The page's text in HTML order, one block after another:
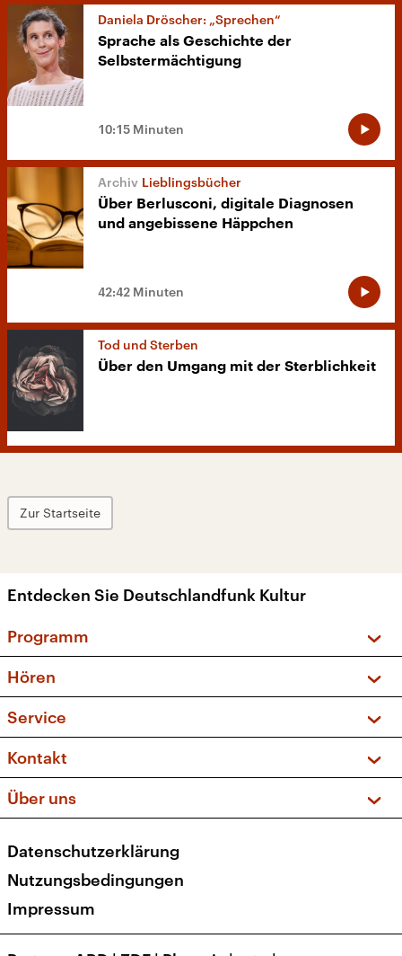
Daniela Dröscher: „Sprechen“
Sprache als Geschichte der
Selbstermächtigung
10:15 Minuten
Lieblingsbücher
Über Berlusconi, digitale Diagnosen
und angebissene Häppchen
42:42 Minuten
Tod und Sterben
Über den Umgang mit der Sterblichkeit
Zur Startseite
Entdecken Sie Deutschlandfunk Kultur
Programm
Sendungen und Podcasts
Musikliste
Kakadu – Das Kinderprogramm
Hören
Frequenzen (UKW + DAB+)
Service
FAQ
Apps
Newsletter
Kontakt
Social Media
Über uns
Presse
Karriere
Transparenz
Datenschutzerklärung
Nutzungsbedingungen
Impressum